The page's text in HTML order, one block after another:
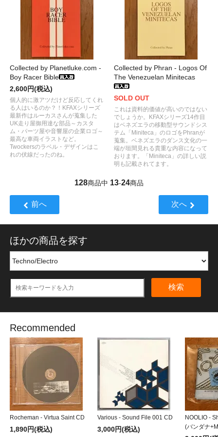
Collected by Planetluke.com -
Boy Racer Bible
2,600円(税込)
個人的に激アツだけど反応してくれ
る人はいるのか？！KFAXシリーズ
最新作はルーカスさんが蒐集した
UK走り屋御用達な部品～カスタ
ム・パーツ屋や音響屋の企業ロゴ～
最高な車両イラストなど。
Twockersのラベル・デザインはこ
れの伏線だったのね。
Collected by Phran - Logos Of
The Venezuelan Minitecas
SOLD OUT
これは資料的価値が高いのではない
でしょうか。KFAXシリーズ14作目
はベネズエラの移動型サウンドシス
テム「Miniteca」のロゴをPhranが
蒐集。ベネズエラのダンス文化の一
端が垣間見れる貴重な内容になって
おります。「Miniteca」の詳しい説
明も記載されてます。
128商品中 13-24商品
前へ 次へ
ほかの商品を探す
検索
Recommended
Rocheman - Virtua Saint CD
1,890円(税込)
Various - Sound File 001 CD
3,000円(税込)
NOOLIO -
(バンダナ